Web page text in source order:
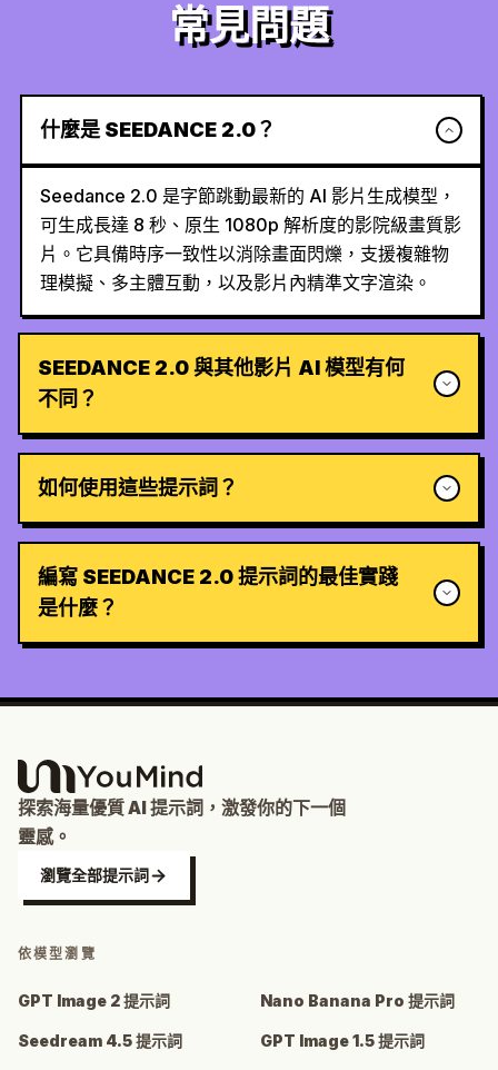
常見問題
什麼是 SEEDANCE 2.0？
Seedance 2.0 是字節跳動最新的 AI 影片生成模型，
可生成長達 8 秒、原生 1080p 解析度的影院級畫質影
片。它具備時序一致性以消除畫面閃爍，支援複雜物
理模擬、多主體互動，以及影片內精準文字渲染。
SEEDANCE 2.0 與其他影片 AI 模型有何
不同？
如何使用這些提示詞？
編寫 SEEDANCE 2.0 提示詞的最佳實踐
是什麼？
探索海量優質 AI 提示詞，激發你的下一個
靈感。
瀏覽全部提示詞
依模型瀏覽
GPT Image 2 提示詞 Nano Banana Pro 提示詞
Seedream 4.5 提示詞 GPT Image 1.5 提示詞